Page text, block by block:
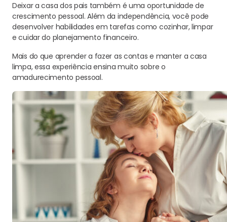
Deixar a casa dos pais também é uma oportunidade de
crescimento pessoal. Além da independência, você pode
desenvolver habilidades em tarefas como cozinhar, limpar
e cuidar do planejamento financeiro.
Mais do que aprender a fazer as contas e manter a casa
limpa, essa experiência ensina muito sobre o
amadurecimento pessoal.